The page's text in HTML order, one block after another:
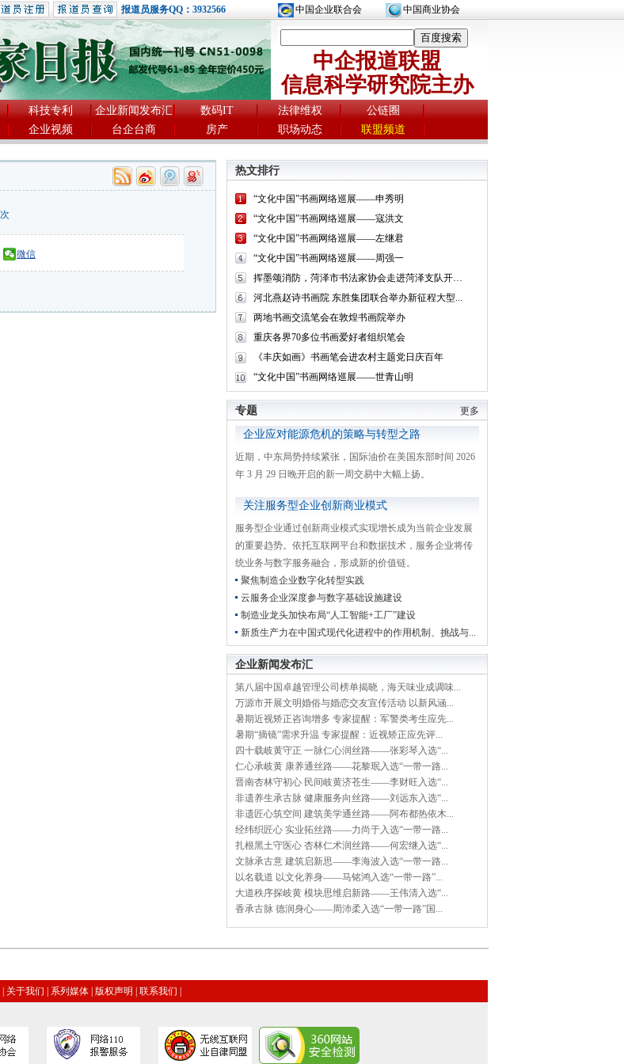
中国企业联合会 中国商业协会
报道员服务QQ：3932566
中企报道联盟
信息科学研究院主办
科技专利 企业新闻发布汇 数码IT 法律维权
公链圈
企业视频 台企台商 房产 职场动态 联盟频道
次
微信
热文排行
“文化中国”书画网络巡展——申秀明
“文化中国”书画网络巡展——寇洪文
“文化中国”书画网络巡展——左继君
“文化中国”书画网络巡展——周强一
挥墨颂消防，菏泽市书法家协会走进菏泽支队开展...
河北燕赵诗书画院 东胜集团联合举办新征程大型...
两地书画交流笔会在敦煌书画院举办
重庆各界70多位书画爱好者组织笔会
《丰庆如画》书画笔会进农村主题党日庆百年
“文化中国”书画网络巡展——世青山明
更多
专题
企业应对能源危机的策略与转型之路
近期，中东局势持续紧张，国际油价在美国东部时间 2026
年 3 月 29 日晚开启的新一周交易中大幅上扬。
关注服务型企业创新商业模式
服务型企业通过创新商业模式实现增长成为当前企业发展
的重要趋势。依托互联网平台和数据技术，服务企业将传
统业务与数字服务融合，形成新的价值链。
聚焦制造企业数字化转型实践
云服务企业深度参与数字基础设施建设
制造业龙头加快布局“人工智能+工厂”建设
新质生产力在中国式现代化进程中的作用机制、挑战与...
企业新闻发布汇
第八届中国卓越管理公司榜单揭晓，海天味业成调味...
万源市开展文明婚俗与婚恋交友宣传活动 以新风涵...
暑期近视矫正咨询增多 专家提醒：军警类考生应先...
暑期“摘镜”需求升温 专家提醒：近视矫正应先评...
四十载岐黄守正 一脉仁心润丝路——张彩琴入选“...
仁心承岐黄 康养通丝路——花黎珉入选“一带一路...
晋南杏林守初心 民间岐黄济苍生——李财旺入选“...
非遗养生承古脉 健康服务向丝路——刘远东入选“...
非遗匠心筑空间 建筑美学通丝路——阿布都热依木...
经纬织匠心 实业拓丝路——力尚于入选“一带一路...
扎根黑土守医心 杏林仁术润丝路——何宏继入选“...
文脉承古意 建筑启新思——李海波入选“一带一路...
以名载道 以文化养身——马铭鸿入选“一带一路”...
大道秩序探岐黄 模块思维启新路——王伟清入选“...
香承古脉 德润身心——周沛柔入选“一带一路”国...
关于我们 系列媒体 版权声明 联系我们